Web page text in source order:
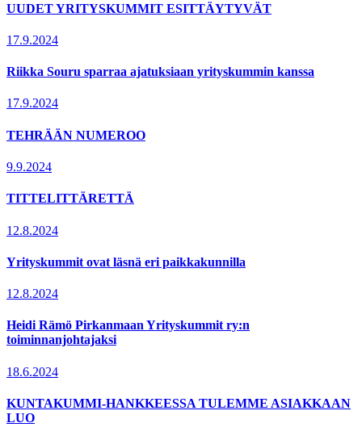
UUDET YRITYSKUMMIT ESITTÄYTYVÄT
17.9.2024
Riikka Souru sparraa ajatuksiaan yrityskummin kanssa
17.9.2024
TEHRÄÄN NUMEROO
9.9.2024
TITTELITTÄRETTÄ
12.8.2024
Yrityskummit ovat läsnä eri paikkakunnilla
12.8.2024
Heidi Rämö Pirkanmaan Yrityskummit ry:n
toiminnanjohtajaksi
18.6.2024
KUNTAKUMMI-HANKKEESSA TULEMME ASIAKKAAN
LUO